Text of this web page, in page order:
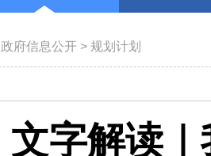
政府信息公开 > 规划计划
文字解读